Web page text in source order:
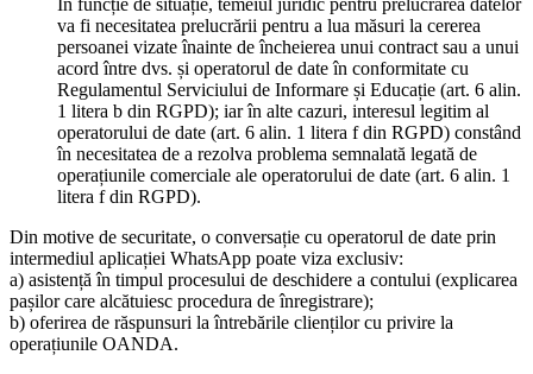
În funcție de situație, temeiul juridic pentru prelucrarea datelor
va fi necesitatea prelucrării pentru a lua măsuri la cererea
persoanei vizate înainte de încheierea unui contract sau a unui
acord între dvs. și operatorul de date în conformitate cu
Regulamentul Serviciului de Informare și Educație (art. 6 alin.
1 litera b din RGPD); iar în alte cazuri, interesul legitim al
operatorului de date (art. 6 alin. 1 litera f din RGPD) constând
în necesitatea de a rezolva problema semnalată legată de
operațiunile comerciale ale operatorului de date (art. 6 alin. 1
litera f din RGPD).
Din motive de securitate, o conversație cu operatorul de date prin
intermediul aplicației WhatsApp poate viza exclusiv:
a) asistență în timpul procesului de deschidere a contului (explicarea
pașilor care alcătuiesc procedura de înregistrare);
b) oferirea de răspunsuri la întrebările clienților cu privire la
operațiunile OANDA.